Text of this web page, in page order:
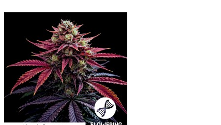
Nouveau
Aperçu rapide